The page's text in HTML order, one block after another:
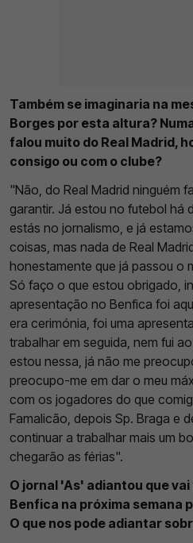
Também se imaginaria na
Borges por esta altura?
falou muito do Real Madrid,
consigo ou com o clube?
"Não, do Real Madrid ninguém
garantir. Já estou no futebol há
estás no jornalismo, e já
coisas, mas nada de Real
honestamente que já passou o
Só faço o que estou obrigado,
apresentação no Benfica foi
era cerimónia, foi uma
trabalhar em seguida, nem fui
estou nessa, já não me
preocupo-me em dar o meu
com os jogadores do que
Famalicão, depois Sp. Braga e
continuar a trabalhar mais um
chegarão as férias".
O jornal 'As' adiantou que
Benfica na próxima semana
O que nos pode adiantar